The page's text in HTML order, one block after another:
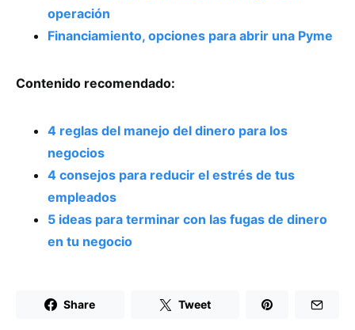
operación
Financiamiento, opciones para abrir una Pyme
Contenido recomendado:
4 reglas del manejo del dinero para los
negocios
4 consejos para reducir el estrés de tus
empleados
5 ideas para terminar con las fugas de dinero
en tu negocio
Share Tweet